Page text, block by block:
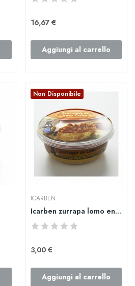
16,67 €
Aggiungi al carrello
Non Disponibile
ICARBEN
Icarben zurrapa lomo en manteca colorá 250gr
3,00 €
Aggiungi al carrello